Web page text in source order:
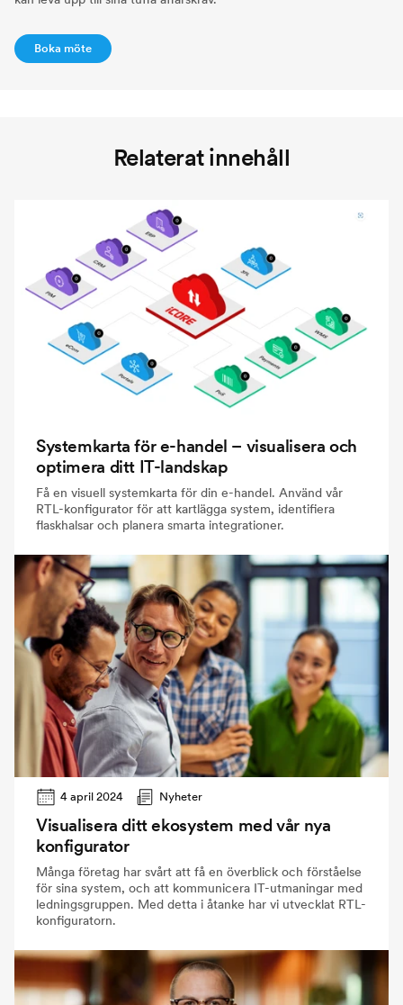
Boka möte
Relaterat innehåll
Systemkarta för e-handel – visualisera och
optimera ditt IT-landskap
Få en visuell systemkarta för din e-handel. Använd vår
RTL-konfigurator för att kartlägga system, identifiera
flaskhalsar och planera smarta integrationer.
4 april 2024 Nyheter
Visualisera ditt ekosystem med vår nya
konfigurator
Många företag har svårt att få en överblick och förståelse
för sina system, och att kommunicera IT-utmaningar med
ledningsgruppen. Med detta i åtanke har vi utvecklat RTL-
konfiguratorn.